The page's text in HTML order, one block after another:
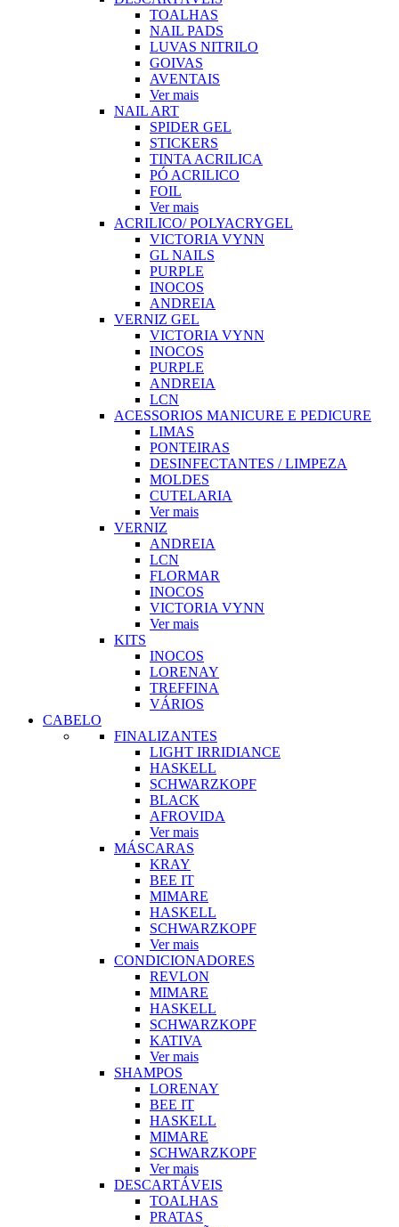
TOALHAS
NAIL PADS
LUVAS NITRILO
GOIVAS
AVENTAIS
Ver mais
NAIL ART
SPIDER GEL
STICKERS
TINTA ACRILICA
PÓ ACRILICO
FOIL
Ver mais
ACRILICO/ POLYACRYGEL
VICTORIA VYNN
GL NAILS
PURPLE
INOCOS
ANDREIA
VERNIZ GEL
VICTORIA VYNN
INOCOS
PURPLE
ANDREIA
LCN
ACESSORIOS MANICURE E PEDICURE
LIMAS
PONTEIRAS
DESINFECTANTES / LIMPEZA
MOLDES
CUTELARIA
Ver mais
VERNIZ
ANDREIA
LCN
FLORMAR
INOCOS
VICTORIA VYNN
Ver mais
KITS
INOCOS
LORENAY
TREFFINA
VÁRIOS
CABELO
FINALIZANTES
LIGHT IRRIDIANCE
HASKELL
SCHWARZKOPF
BLACK
AFROVIDA
Ver mais
MÁSCARAS
KRAY
BEE IT
MIMARE
HASKELL
SCHWARZKOPF
Ver mais
CONDICIONADORES
REVLON
MIMARE
HASKELL
SCHWARZKOPF
KATIVA
Ver mais
SHAMPOS
LORENAY
BEE IT
HASKELL
MIMARE
SCHWARZKOPF
Ver mais
DESCARTÁVEIS
TOALHAS
PRATAS